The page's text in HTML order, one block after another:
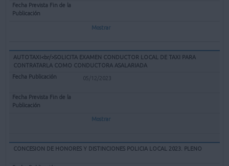
Mostrar
AUTOTAXI<br/>SOLICITA EXAMEN CONDUCTOR LOCAL DE TAXI PARA
CONTRATARLA COMO CONDUCTORA ASALARIADA
05/12/2023
Mostrar
CONCESION DE HONORES Y DISTINCIONES POLICIA LOCAL 2023. PLENO